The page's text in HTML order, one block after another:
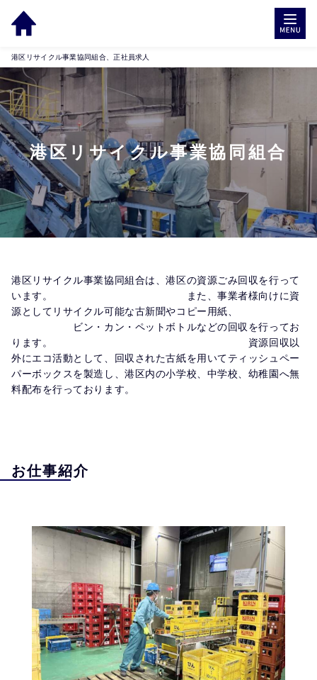
港区リサイクル事業協同組合、正社員求人
港区リサイクル事業協同組合
港区リサイクル事業協同組合は、港区の資源ごみ回収を行って
います。　　　　　　　　　　　　　また、事業者様向けに資
源としてリサイクル可能な古新聞やコピー用紙、
ビン・カン・ペットボトルなどの回収を行ってお
ります。　　　　　　　　　　　　　　　　　　　資源回収以
外にエコ活動として、回収された古紙を用いてティッシュペー
パーボックスを製造し、港区内の小学校、中学校、幼稚園へ無
料配布を行っております。
お仕事紹介